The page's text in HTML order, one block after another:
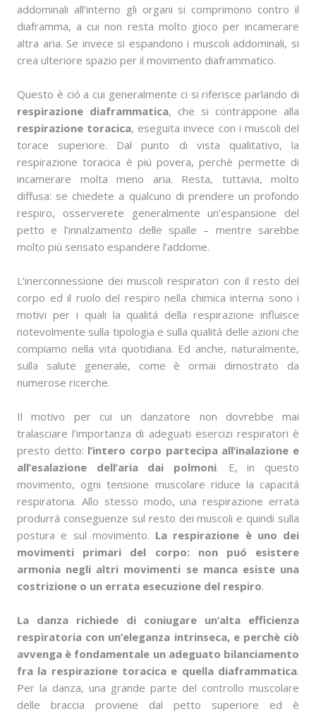
addominali all’interno gli organi si comprimono contro il
diaframma, a cui non resta molto gioco per incamerare
altra aria. Se invece si espandono i muscoli addominali, si
crea ulteriore spazio per il movimento diaframmatico.
Questo è ció a cui generalmente ci si riferisce parlando di
respirazione diaframmatica, che si contrappone alla
respirazione toracica, eseguita invece con i muscoli del
torace superiore. Dal punto di vista qualitativo, la
respirazione toracica è piú povera, perchè permette di
incamerare molta meno aria. Resta, tuttavia, molto
diffusa: se chiedete a qualcuno di prendere un profondo
respiro, osserverete generalmente un’espansione del
petto e l’innalzamento delle spalle – mentre sarebbe
molto più sensato espandere l’addome.
L’inerconnessione dei muscoli respiratori con il resto del
corpo ed il ruolo del respiro nella chimica interna sono i
motivi per i quali la qualitá della respirazione influisce
notevolmente sulla tipologia e sulla qualitá delle azioni che
compiamo nella vita quotidiana. Ed anche, naturalmente,
sulla salute generale, come è ormai dimostrato da
numerose ricerche.
Il motivo per cui un danzatore non dovrebbe mai
tralasciare l’importanza di adeguati esercizi respiratori è
presto detto: l’intero corpo partecipa all’inalazione e
all’esalazione dell’aria dai polmoni. E, in questo
movimento, ogni tensione muscolare riduce la capacitá
respiratoria. Allo stesso modo, una respirazione errata
produrrá conseguenze sul resto dei muscoli e quindi sulla
postura e sul movimento. La respirazione è uno dei
movimenti primari del corpo: non puó esistere
armonia negli altri movimenti se manca esiste una
costrizione o un errata esecuzione del respiro.
La danza richiede di coniugare un’alta efficienza
respiratoria con un’eleganza intrinseca, e perchè ciò
avvenga è fondamentale un adeguato bilanciamento
fra la respirazione toracica e quella diaframmatica.
Per la danza, una grande parte del controllo muscolare
delle braccia proviene dal petto superiore ed è